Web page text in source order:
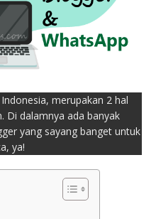
merupakan 2 hal
Di dalamnya ada banyak
yang sayang banget untuk
ya!